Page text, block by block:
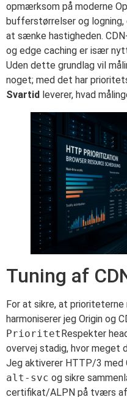
opmærksom på moderne
bufferstørrelser og
at sænke hastigheden.
og edge caching er især
Uden dette grundlag vil
noget; med det har
Svartid leverer, hvad
Tuning af
For at sikre, at
harmoniserer jeg Origin og
Prioritet Respekter
overvej stadig, hvor meget
Jeg aktiverer HTTP/3 med
alt-svc og sikre
certifikat/ALPN på tværs